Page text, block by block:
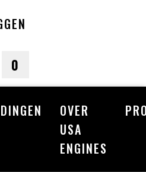
0
OVER
USA
ENGINES